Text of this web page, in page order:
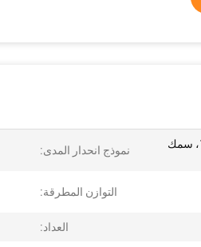
القطر الخارجي من 150mm، سمك
نموذج انحدار المدى:
التوازن المطرقة:
العداد: